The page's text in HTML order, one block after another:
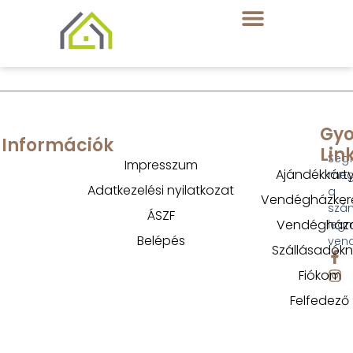
a
Fiókom
Felfedező
Információk
Impresszum
Adatkezelési nyilatkozat
ÁSZF
Belépés